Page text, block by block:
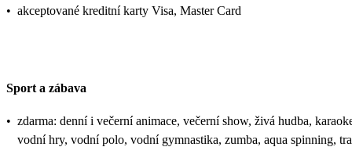
• akceptované kreditní karty Visa, Master Card
Sport a zábava
• zdarma: denní i večerní animace, večerní show, živá hudba,
vodní hry, vodní polo, vodní gymnastika, zumba, aqua spinning,